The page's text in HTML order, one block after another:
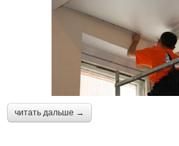
читать дальше →